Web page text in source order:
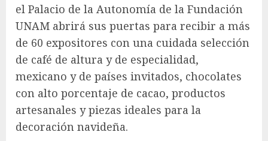
el Palacio de la Autonomía de la Fundación
UNAM abrirá sus puertas para recibir a más
de 60 expositores con una cuidada selección
de café de altura y de especialidad,
mexicano y de países invitados, chocolates
con alto porcentaje de cacao, productos
artesanales y piezas ideales para la
decoración navideña.